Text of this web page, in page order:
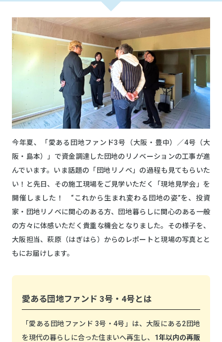
今年夏、「愛ある団地ファンド3号（大阪・豊中）／4号（大
阪・島本）」で資金調達した団地のリノベーションの工事が進
んでいます。いま話題の「団地リノベ」の過程も見てもらいた
い！と先日、その施工現場をご見学いただく「現地見学会」を
開催しました！ “これから生まれ変わる団地の姿”を、投資
家・団地リノベに関心のある方、団地暮らしに関心のある一般
の方々に体感いただく貴重な機会となりました。その様子を、
大阪担当、萩原（はぎはら）からのレポートと現場の写真とと
もにお届けします。
愛ある団地ファンド 3号・4号とは
「愛ある団地ファンド 3号・4号」は、大阪にある2団地
を現代の暮らしに合った住まいへ再生し、 1年以内の再販